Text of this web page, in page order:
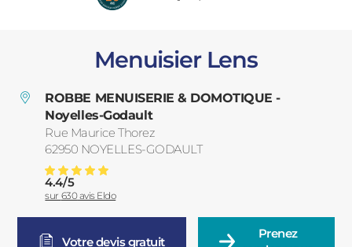
Menuisier Lens
ROBBE MENUISERIE & DOMOTIQUE -
Noyelles-Godault
Rue Maurice Thorez
62950 NOYELLES-GODAULT
France
Menuiserie Noyelles-Godault
Note moyenne :
4.4/5
sur 630avis Eldo
Votre devis gratuit
Prenez
PVC
ALUMINIUM
CARPORTS
CLÔTURES